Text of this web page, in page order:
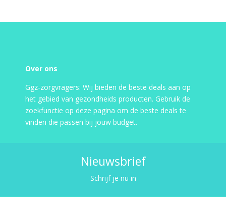
Over ons
Ggz-zorgvragers: Wij bieden de beste deals aan op
het gebied van gezondheids producten. Gebruik de
zoekfunctie op deze pagina om de beste deals te
vinden die passen bij jouw budget.
Nieuwsbrief
Schrijf je nu in